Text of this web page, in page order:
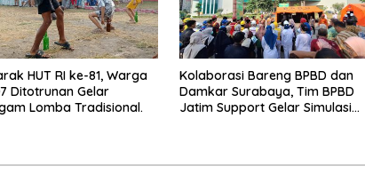
HUT RI ke-81, Warga
Ditotrunan Gelar
Lomba Tradisional.
Kolaborasi Bareng BPBD dan
Damkar Surabaya, Tim BPBD
Jatim Support Gelar Simulasi